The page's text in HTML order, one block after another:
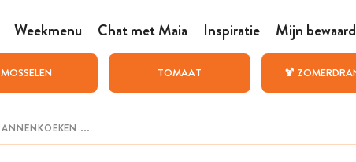
Weekmenu Chat met Maia Inspiratie Mijn
MOSSELEN TOMAAT 🍹